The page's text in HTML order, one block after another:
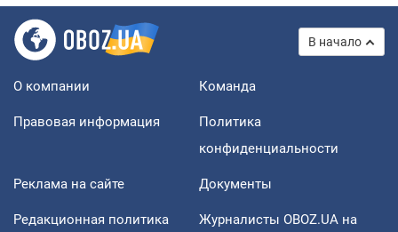
В начало
О компании Команда
Правовая информация
Политика
конфиденциальности
Реклама на сайте Документы
Редакционная политика
Журналисты OBOZ.UA на